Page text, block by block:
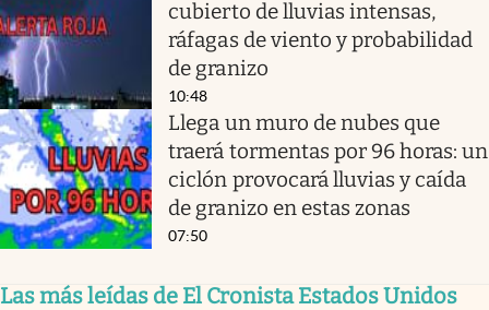
cubierto de lluvias intensas,
ráfagas de viento y probabilidad
de granizo
10:48
Llega un muro de nubes que
traerá tormentas por 96 horas: un
ciclón provocará lluvias y caída
de granizo en estas zonas
07:50
Las más leídas de El Cronista Estados Unidos